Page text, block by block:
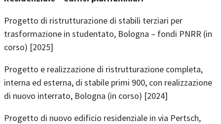
Progetto di ristrutturazione di stabili terziari per
trasformazione in studentato, Bologna – fondi PNRR (in
corso) [2025]
Progetto e realizzazione di ristrutturazione completa,
interna ed esterna, di stabile primi 900, con realizzazione
di nuovo interrato, Bologna (in corso) [2024]
Progetto di nuovo edificio residenziale in via Pertsch,